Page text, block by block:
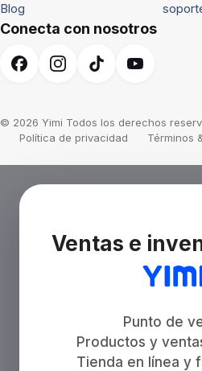
Blog
Conecta con nosotros
© 2026 Yimi Todos los derechos
Política de privacidad
Términos
Ventas e
Punto de
Productos y
Tienda en línea y